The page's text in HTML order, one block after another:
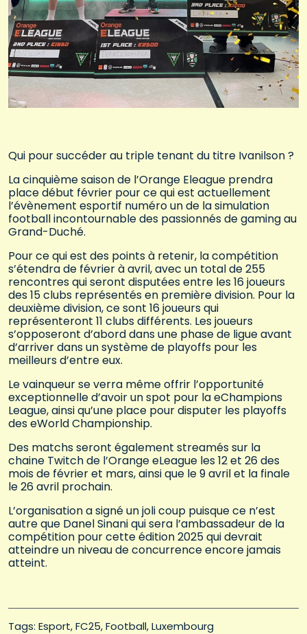
Qui pour succéder au triple tenant du titre Ivanilson ?
La cinquième saison de l’Orange Eleague prendra
place début février pour ce qui est actuellement
l’évènement esportif numéro un de la simulation
football incontournable des passionnés de gaming au
Grand-Duché.
Pour ce qui est des points à retenir, la compétition
s’étendra de février à avril, avec un total de 255
rencontres qui seront disputées entre les 16 joueurs
des 15 clubs représentés en première division. Pour la
deuxième division, ce sont 16 joueurs qui
représenteront 11 clubs différents. Les joueurs
s’opposeront d’abord dans une phase de ligue avant
d’arriver dans un système de playoffs pour les
meilleurs d’entre eux.
Le vainqueur se verra même offrir l’opportunité
exceptionnelle d’avoir un spot pour la eChampions
League, ainsi qu’une place pour disputer les playoffs
des eWorld Championship.
Des matchs seront également streamés sur la
chaine Twitch de l’Orange eLeague les 12 et 26 des
mois de février et mars, ainsi que le 9 avril et la finale
le 26 avril prochain.
L’organisation a signé un joli coup puisque ce n’est
autre que Danel Sinani qui sera l’ambassadeur de la
compétition pour cette édition 2025 qui devrait
atteindre un niveau de concurrence encore jamais
atteint.
Tags: Esport FC25 Football Luxembourg